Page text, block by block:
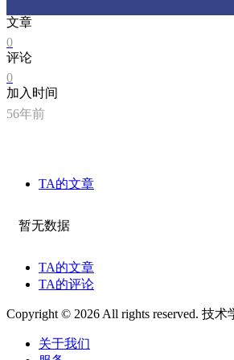
文章
0
评论
0
加入时间
56年前
TA的文章
暂无数据
TA的文章
TA的评论
Copyright © 2026 All rights reserved. 技术
关于我们